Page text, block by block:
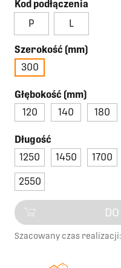
Kod podłączenia
P
L
Szerokość (mm)
300
Głębokość (mm)
120
140 180
Długość
1250
1450 1700
2550
Szacowany czas realizacji: